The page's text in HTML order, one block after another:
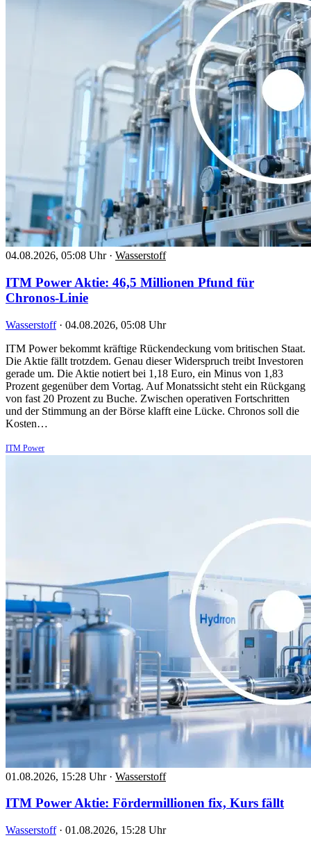
04.08.2026, 05:08 Uhr · Wasserstoff
ITM Power Aktie: 46,5 Millionen Pfund für
Chronos-Linie
Wasserstoff · 04.08.2026, 05:08 Uhr
ITM Power bekommt kräftige Rückendeckung vom britischen Staat.
Die Aktie fällt trotzdem. Genau dieser Widerspruch treibt Investoren
gerade um. Die Aktie notiert bei 1,18 Euro, ein Minus von 1,83
Prozent gegenüber dem Vortag. Auf Monatssicht steht ein Rückgang
von fast 20 Prozent zu Buche. Zwischen operativen Fortschritten
und der Stimmung an der Börse klafft eine Lücke. Chronos soll die
Kosten…
ITM Power
01.08.2026, 15:28 Uhr · Wasserstoff
ITM Power Aktie: Fördermillionen fix, Kurs fällt
Wasserstoff · 01.08.2026, 15:28 Uhr